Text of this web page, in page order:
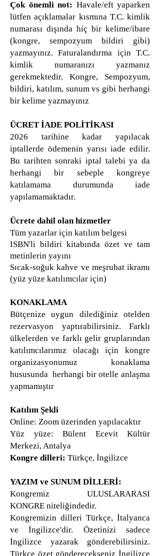
Çok önemli not: Havale/eft yaparken
lütfen açıklamalar kısmına T.C. kimlik
numarası dışında hiç bir kelime/ibare
(kongre, sempozyum bildiri gibi)
yazmayınız. Faturalandırma için T.C.
kimlik numaranızı yazmanız
gerekmektedir. Kongre, Sempozyum,
bildiri, katılım, sunum vs gibi herhangi
bir kelime yazmayınız​​​​​
ÜCRET İADE POLİTİKASI
2026 tarihine kadar yapılacak
iptallerde ödemenin yarısı iade edilir.
Bu tarihten sonraki iptal talebi ya da
herhangi bir sebeple kongreye
katılamama durumunda iade
yapılamamaktadır.
Ücrete dahil olan hizmetler
Tüm yazarlar için katılım belgesi
ISBN'li bildiri kitabında özet ve tam
metinlerin yayını
Sıcak-soğuk kahve ve meşrubat ikramı
(yüz yüze katılımcılar için)
KONAKLAMA
Bütçenize uygun dilediğiniz otelden
rezervasyon yaptırabilirsiniz. Farklı
ülkelerden ve farklı gelir gruplarından
katılımcılarımız olacağı için kongre
organizasyonumuz konaklama
hususunda herhangi bir otelle anlaşma
yapmamıştır
Katılım Şekli
Online: Zoom üzerinden yapılacaktır
Yüz yüze: Bülent Ecevit Kültür
Merkezi, Antalya​
Kongre dilleri: Türkçe, İngilizce
YAZIM ve SUNUM DİLLERİ:
Kongremiz ULUSLARARASI
KONGRE niteliğindedir.
Kongremizin dilleri Türkçe, İtalyanca
ve İngilizce'dir. Özetinizi sadece
İngilizce yazarak gönderebilirsiniz.
Türkçe özet gönderecekseniz İngilizce